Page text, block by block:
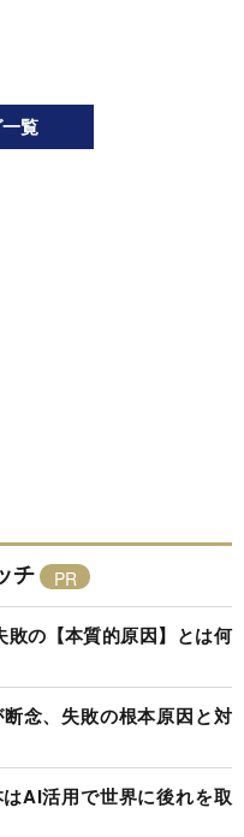
覧
チ
の【本質的原因】とは何
念、失敗の根本原因と対
AI活用で世界に後れを取